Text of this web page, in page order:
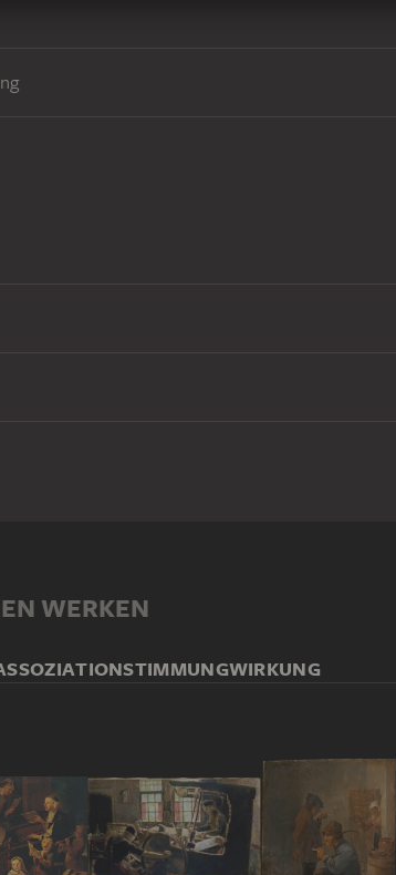
WERKEN
STIMMUNGWIRKUNG